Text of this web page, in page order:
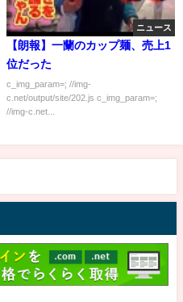
ニュース
【朗報】一蘭のカップ麺、売上1
位だった
c_img_param=; //img-
c.net/output/site/202.js c_img_param=;
//img-c.net...